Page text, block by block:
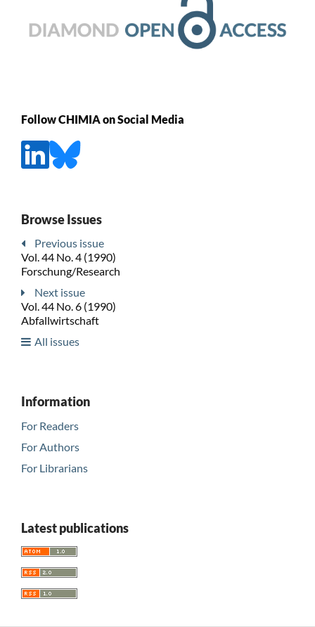
Follow CHIMIA on Social Media
Browse Issues
Previous issue
Vol. 44 No. 4 (1990)
Forschung/Research
Next issue
Vol. 44 No. 6 (1990)
Abfallwirtschaft
All issues
Information
For Readers
For Authors
For Librarians
Latest publications